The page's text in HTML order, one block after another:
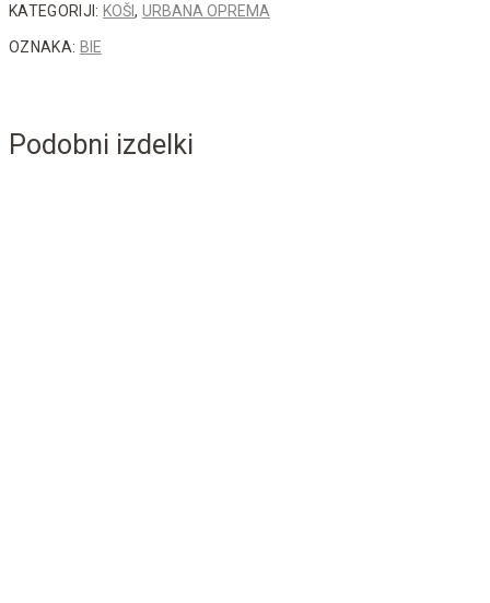
KATEGORIJI: KOŠI, URBANA OPREMA
OZNAKA: BIE
Podobni izdelki